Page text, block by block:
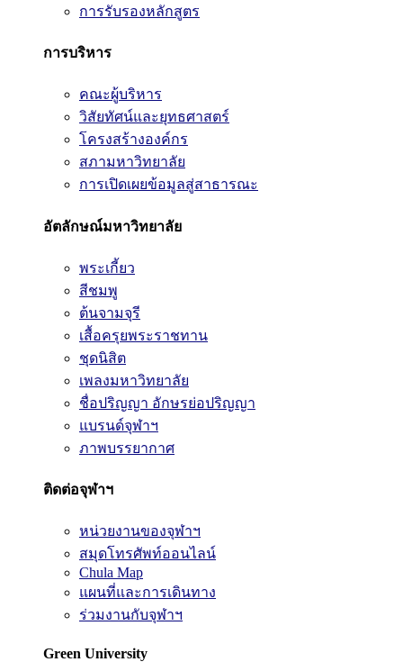
การรับรองหลักสูตร
การบริหาร
คณะผู้บริหาร
วิสัยทัศน์และยุทธศาสตร์
โครงสร้างองค์กร
สภามหาวิทยาลัย
การเปิดเผยข้อมูลสู่สาธารณะ
อัตลักษณ์มหาวิทยาลัย
พระเกี้ยว
สีชมพู
ต้นจามจุรี
เสื้อครุยพระราชทาน
ชุดนิสิต
เพลงมหาวิทยาลัย
ชื่อปริญญา อักษรย่อปริญญา
แบรนด์จุฬาฯ
ภาพบรรยากาศ
ติดต่อจุฬาฯ
หน่วยงานของจุฬาฯ
สมุดโทรศัพท์ออนไลน์
Chula Map
แผนที่และการเดินทาง
ร่วมงานกับจุฬาฯ
Green University